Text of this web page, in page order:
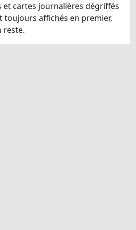
et cartes journalières dégriffés
toujours affichés en premier,
reste.